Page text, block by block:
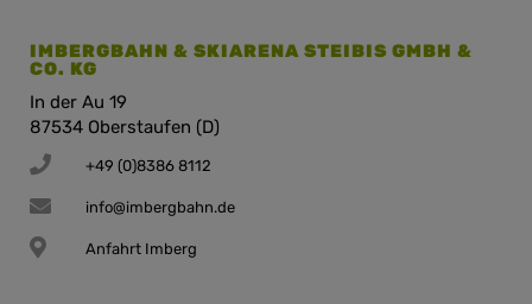
IMBERGBAHN & SKIARENA STEIBIS GMBH &
CO. KG
In der Au 19
87534 Oberstaufen (D)
+49 (0)8386 8112
info@imbergbahn.de
Anfahrt Imberg